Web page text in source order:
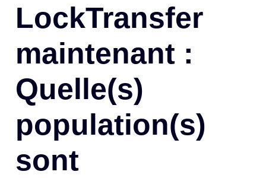
LockTransfer
maintenant :
Quelle(s)
population(s)
sont